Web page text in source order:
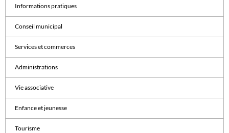
Informations pratiques
Conseil municipal
Services et commerces
Administrations
Vie associative
Enfance et jeunesse
Tourisme